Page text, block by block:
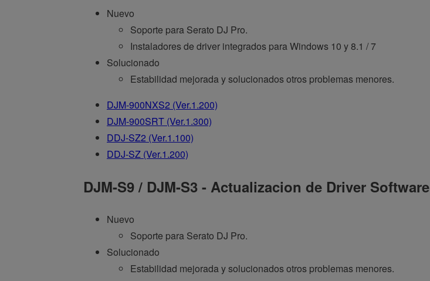
Nuevo
Soporte para Serato DJ Pro.
Instaladores de driver integrados para Windows 10 y 8.1 / 7
Solucionado
Estabilidad mejorada y solucionados otros problemas menores.
DJM-900NXS2 (Ver.1.200)
DJM-900SRT (Ver.1.300)
DDJ-SZ2 (Ver.1.100)
DDJ-SZ (Ver.1.200)
DJM-S9 / DJM-S3 - Actualizacion de Driver Software
Nuevo
Soporte para Serato DJ Pro.
Solucionado
Estabilidad mejorada y solucionados otros problemas menores.